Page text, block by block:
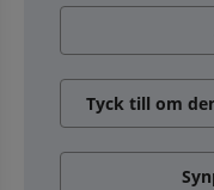
Tyck till om